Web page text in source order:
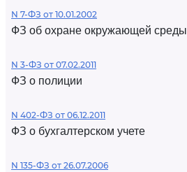
N 7-ФЗ от 10.01.2002
ФЗ об охране окружающей среды
N 3-ФЗ от 07.02.2011
ФЗ о полиции
N 402-ФЗ от 06.12.2011
ФЗ о бухгалтерском учете
N 135-ФЗ от 26.07.2006